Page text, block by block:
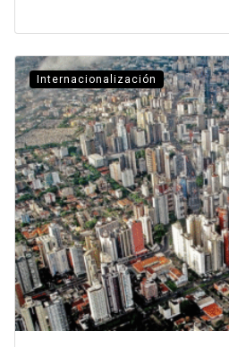
Internacionalización